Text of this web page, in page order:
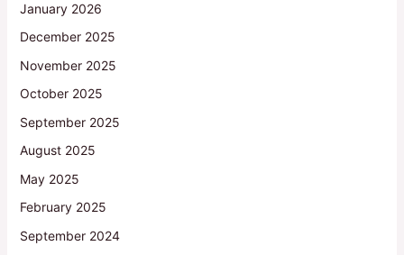
January 2026
December 2025
November 2025
October 2025
September 2025
August 2025
May 2025
February 2025
September 2024